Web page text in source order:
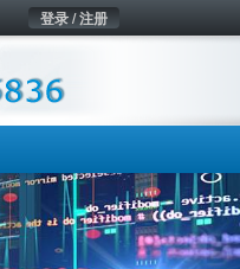
登录 / 注册